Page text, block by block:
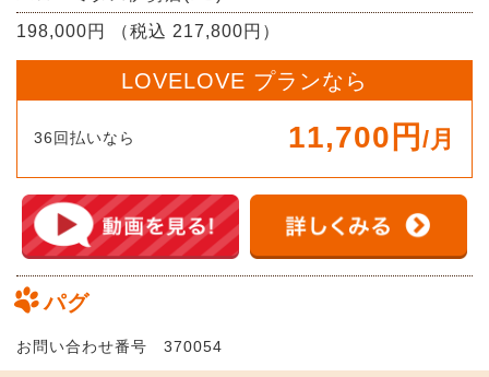
198,000円 （税込 217,800円）
LOVELOVE プランなら
36回払いなら 11,700円 /月
パグ
お問い合わせ番号 370054